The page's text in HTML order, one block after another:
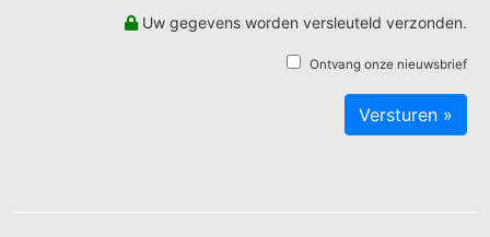
Uw gegevens worden versleuteld verzonden.
Ontvang onze nieuwsbrief